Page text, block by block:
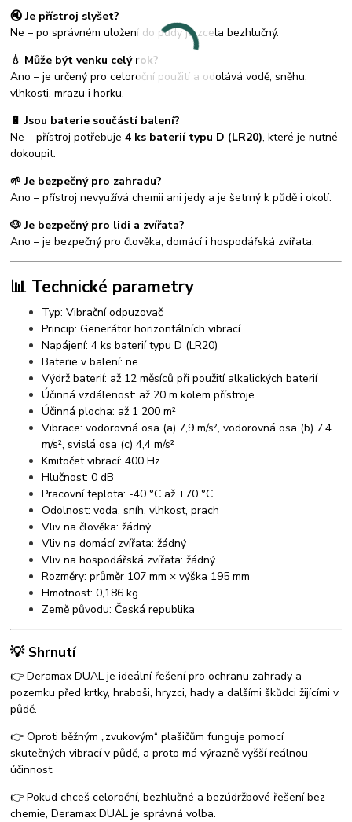
🔇 Je přístroj slyšet?
Ne – po správném uložení do půdy je zcela bezhlučný.
💧 Může být venku celý rok?
Ano – je určený pro celoroční použití a odolává vodě, sněhu,
vlhkosti, mrazu i horku.
🔋 Jsou baterie součástí balení?
Ne – přístroj potřebuje4 ks baterií typu D (LR20), které je nutné
dokoupit.
🌱 Je bezpečný pro zahradu?
Ano – přístroj nevyužívá chemii ani jedy a je šetrný k půdě i okolí.
🐶 Je bezpečný pro lidi a zvířata?
Ano – je bezpečný pro člověka, domácí i hospodářská zvířata.
📊 Technické parametry
Typ: Vibrační odpuzovač
Princip: Generátor horizontálních vibrací
Napájení: 4 ks baterií typu D (LR20)
Baterie v balení: ne
Výdrž baterií: až 12 měsíců při použití alkalických baterií
Účinná vzdálenost: až 20 m kolem přístroje
Účinná plocha: až 1 200 m²
Vibrace: vodorovná osa (a) 7,9 m/s², vodorovná osa (b) 7,4
m/s², svislá osa (c) 4,4 m/s²
Kmitočet vibrací: 400 Hz
Hlučnost: 0 dB
Pracovní teplota: -40 °C až +70 °C
Odolnost: voda, sníh, vlhkost, prach
Vliv na člověka: žádný
Vliv na domácí zvířata: žádný
Vliv na hospodářská zvířata: žádný
Rozměry: průměr 107 mm × výška 195 mm
Hmotnost: 0,186 kg
Země původu: Česká republika
💡 Shrnutí
👉 Deramax DUAL je ideální řešení pro ochranu zahrady a
pozemku před krtky, hraboši, hryzci, hady a dalšími škůdci žijícími v
půdě.
👉 Oproti běžným „zvukovým“ plašičům funguje pomocí
skutečných vibrací v půdě, a proto má výrazně vyšší reálnou
účinnost.
👉 Pokud chceš celoroční, bezhlučné a bezúdržbové řešení bez
chemie, Deramax DUAL je správná volba.